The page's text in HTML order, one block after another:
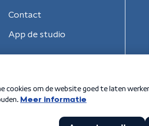
Contact
App de studio